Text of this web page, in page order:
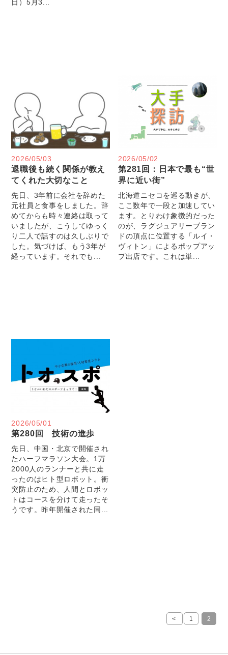
日）5月3...
2026/05/03
退職後も続く関係が教え
てくれた大切なこと
先日、3年前に会社を辞めた
元社員と食事をしました。辞
めてからも時々連絡は取って
いましたが、こうしてゆっく
り二人で話すのは久しぶりで
した。気づけば、もう3年が
経っています。それでも...
2026/05/02
第281回：日本で最も“世
界に近い街”
北海道ニセコを巡る動きが、
ここ数年で一段と加速してい
ます。とりわけ象徴的だった
のが、ラグジュアリーブラン
ドの頂点に位置する「ルイ・
ヴィトン」によるポップアッ
プ出店です。これは単...
2026/05/01
第280回 技術の進歩
先日、中国・北京で開催され
たハーフマラソン大会。1万
2000人のランナーと共に走
ったのはヒト型ロボット。衝
突防止のため、人間とロボッ
トはコースを分けて走ったそ
うです。昨年開催された同...
< 1 2